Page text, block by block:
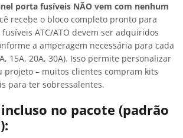
porta fusíveis NÃO vem com nenhum
recebe o bloco completo pronto para
ATC/ATO devem ser adquiridos
a amperagem necessária para cada
15A, 20A, 30A). Isso permite personalizar
projeto – muitos clientes compram kits
para ter sobressalentes.
no pacote (padrão